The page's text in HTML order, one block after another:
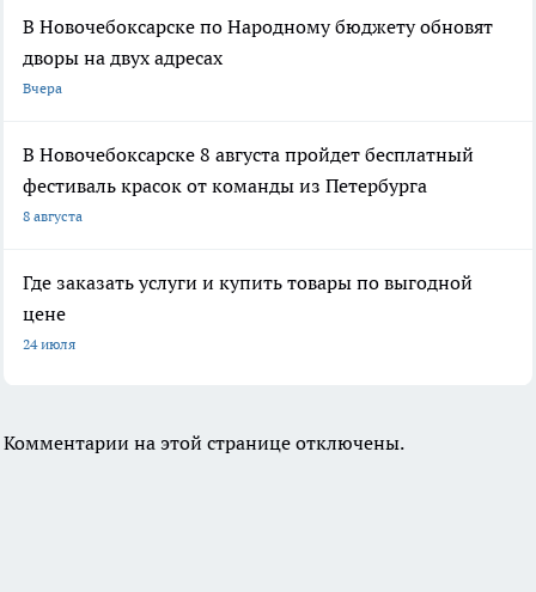
В Новочебоксарске по Народному бюджету обновят
дворы на двух адресах
Вчера
В Новочебоксарске 8 августа пройдет бесплатный
фестиваль красок от команды из Петербурга
8 августа
Где заказать услуги и купить товары по выгодной
цене
24 июля
Комментарии на этой странице отключены.